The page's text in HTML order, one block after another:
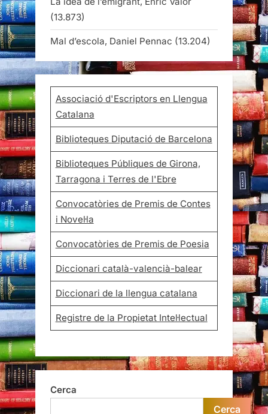
(13.873)
Mal d’escola, Daniel Pennac (13.204)
Associació d'Escriptors en Llengua
Catalana
Biblioteques Diputació de Barcelona
Biblioteques Públiques de Girona,
Tarragona i Terres de l'Ebre
Convocatòries de Premis de Contes
i Novel·la
Convocatòries de Premis de Poesia
Diccionari català-valencià-balear
Diccionari de la llengua catalana
Registre de la Propietat Intel·lectual
Cerca
Cerca